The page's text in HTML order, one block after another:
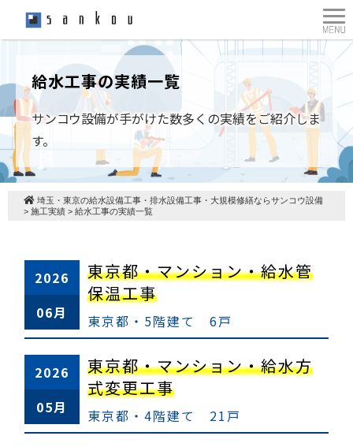
給水工事の実績一覧
サンコウ設備が手がけた数多くの実績をご紹介しま
す。
埼玉・東京の給水設備工事・排水設備工事・大規模修繕ならサンコウ設備
> 施工実績 > 給水工事の実績一覧
2026
06月
東京都・マンション・給水管
保温工事
東京都・5階建て 6戸
2026
05月
東京都・マンション・給水方
式変更工事
東京都・4階建て 21戸